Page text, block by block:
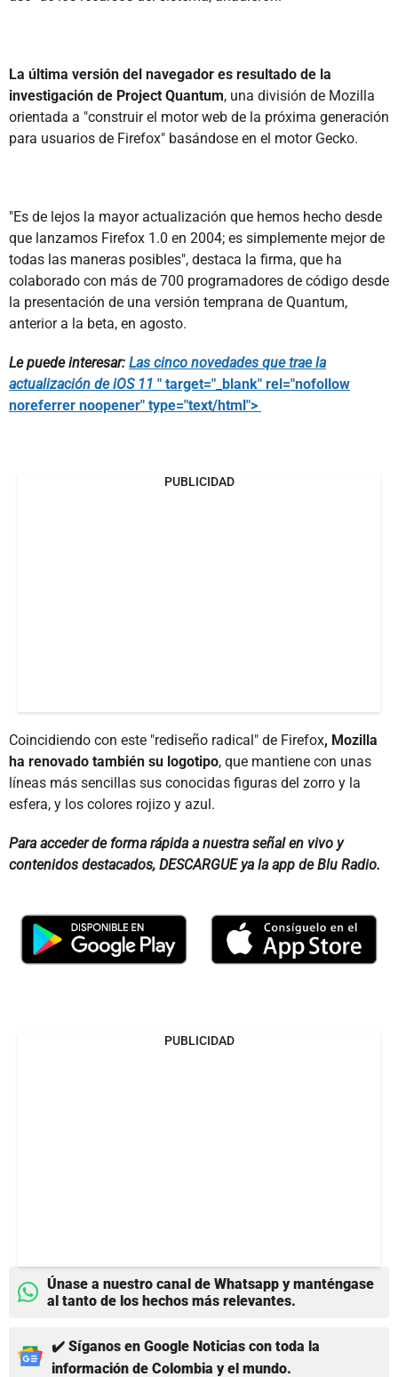
La última versión del navegador es resultado de la
investigación de Project Quantum, una división de Mozilla
orientada a "construir el motor web de la próxima generación
para usuarios de Firefox" basándose en el motor Gecko.
"Es de lejos la mayor actualización que hemos hecho desde
que lanzamos Firefox 1.0 en 2004; es simplemente mejor de
todas las maneras posibles", destaca la firma, que ha
colaborado con más de 700 programadores de código desde
la presentación de una versión temprana de Quantum,
anterior a la beta, en agosto.
Le puede interesar: Las cinco novedades que trae la
actualización de iOS 11 " target="_blank" rel="nofollow
noreferrer noopener" type="text/html">
PUBLICIDAD
Coincidiendo con este "rediseño radical" de Firefox, Mozilla
ha renovado también su logotipo, que mantiene con unas
líneas más sencillas sus conocidas figuras del zorro y la
esfera, y los colores rojizo y azul.
Para acceder de forma rápida a nuestra señal en vivo y
contenidos destacados, DESCARGUE ya la app de Blu Radio.
PUBLICIDAD
Únase a nuestro canal de Whatsapp y manténgase
al tanto de los hechos más relevantes.
✔️ Síganos en Google Noticias con toda la
información de Colombia y el mundo.